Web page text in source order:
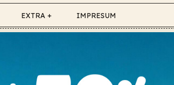
EXTRA + IMPRESUM